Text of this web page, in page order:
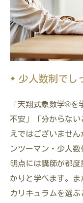
少人数制でし
「天翔式象数学®を
不安」「分からな
えではございませ
ンツーマン・少人
明点には講師が都
かりと学べます。
カリキュラムを選